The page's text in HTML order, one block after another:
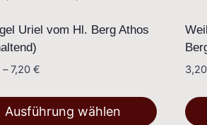
Uriel vom Hl. Berg Athos
–7,20 €Preisspanne:
bis
7,20 €
Ausführung wählen